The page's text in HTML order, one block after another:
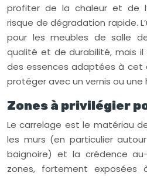
profiter de la chaleur et de
risque de dégradation rapide.
pour les meubles de salle
qualité et de durabilité, mais
des essences adaptées à cet
protéger avec un vernis ou une
Zones à privilégier
Le carrelage est le matériau
les murs (en particulier
baignoire) et la crédence
zones, fortement exposées